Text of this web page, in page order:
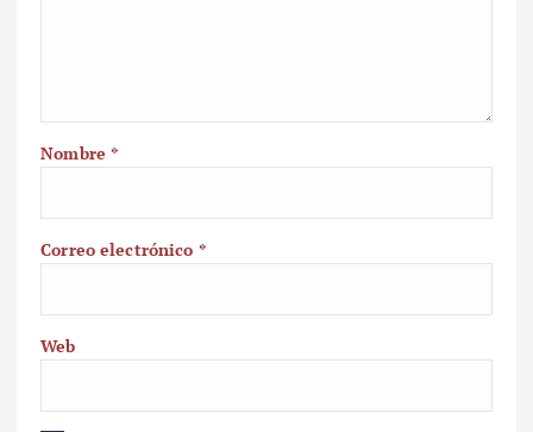
Nombre*
Correo electrónico *
Web